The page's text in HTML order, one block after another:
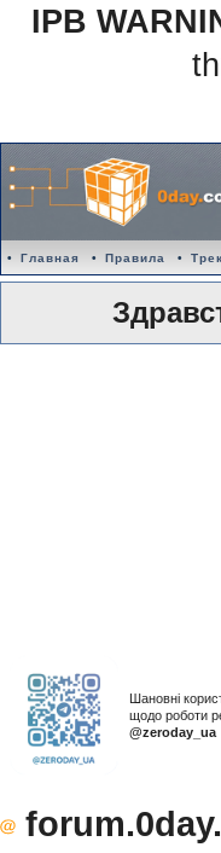
IPB
• Главная • Правила •
Шановні
щодо роботи
@zeroday_ua